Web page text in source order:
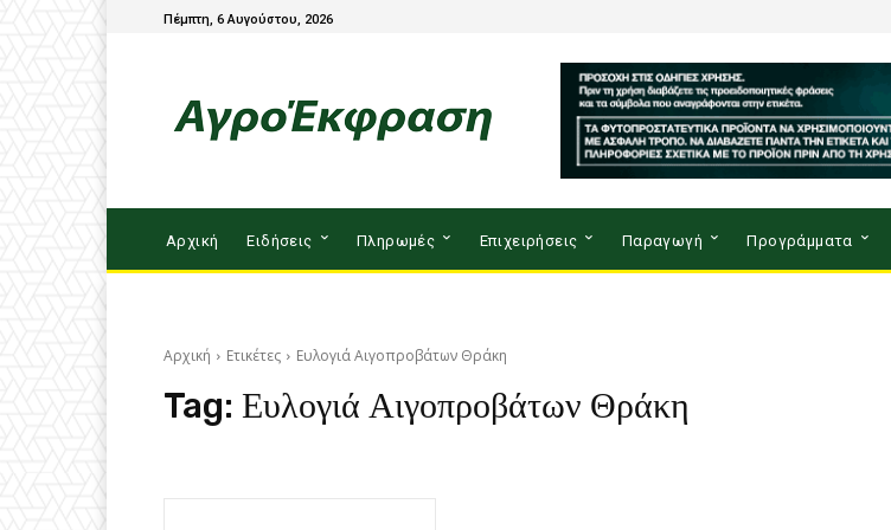
Πέμπτη, 6 Αυγούστου, 2026
Αρχική Ειδήσεις Πληρωμές Επιχειρήσεις Παραγωγή Προγράμματα
Αρχική Ετικέτες Ευλογιά Αιγοπροβάτων Θράκη
Tag: Ευλογιά Αιγοπροβάτων Θράκη